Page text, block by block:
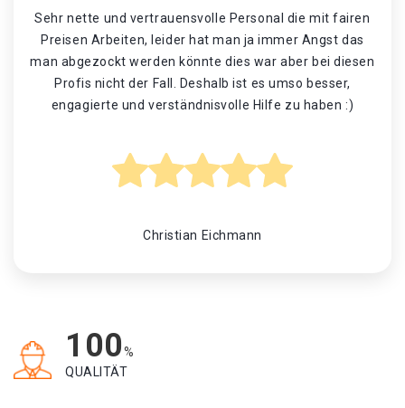
Sehr nette und vertrauensvolle Personal die mit fairen
Preisen Arbeiten, leider hat man ja immer Angst das
man abgezockt werden könnte dies war aber bei diesen
Profis nicht der Fall. Deshalb ist es umso besser,
engagierte und verständnisvolle Hilfe zu haben :)
Christian Eichmann
100%
QUALITÄT